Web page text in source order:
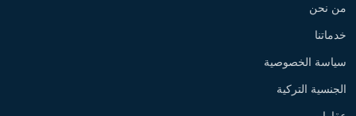
من نحن
خدماتنا
سياسة الخصوصية
الجنسية التركية